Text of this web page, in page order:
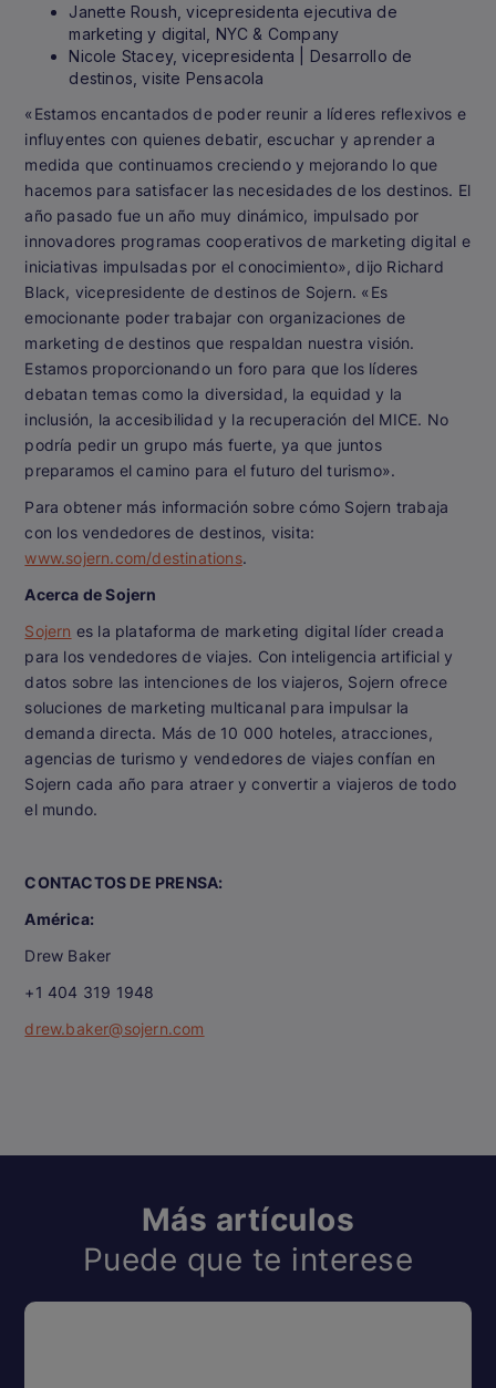
Janette Roush, vicepresidenta ejecutiva de
marketing y digital, NYC & Company
Nicole Stacey, vicepresidenta | Desarrollo de
destinos, visite Pensacola
«Estamos encantados de poder reunir a líderes reflexivos e
influyentes con quienes debatir, escuchar y aprender a
medida que continuamos creciendo y mejorando lo que
hacemos para satisfacer las necesidades de los destinos. El
año pasado fue un año muy dinámico, impulsado por
innovadores programas cooperativos de marketing digital e
iniciativas impulsadas por el conocimiento», dijo Richard
Black, vicepresidente de destinos de Sojern. «Es
emocionante poder trabajar con organizaciones de
marketing de destinos que respaldan nuestra visión.
Estamos proporcionando un foro para que los líderes
debatan temas como la diversidad, la equidad y la
inclusión, la accesibilidad y la recuperación del MICE. No
podría pedir un grupo más fuerte, ya que juntos
preparamos el camino para el futuro del turismo».
Para obtener más información sobre cómo Sojern trabaja
con los vendedores de destinos, visita:
www.sojern.com/destinations.
Acerca de Sojern
Sojern es la plataforma de marketing digital líder creada
para los vendedores de viajes. Con inteligencia artificial y
datos sobre las intenciones de los viajeros, Sojern ofrece
soluciones de marketing multicanal para impulsar la
demanda directa. Más de 10 000 hoteles, atracciones,
agencias de turismo y vendedores de viajes confían en
Sojern cada año para atraer y convertir a viajeros de todo
el mundo.
CONTACTOS DE PRENSA:
América:
Drew Baker
+1 404 319 1948
drew.baker@sojern.com
Más artículos
Puede que te interese